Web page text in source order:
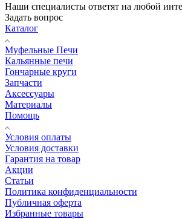
Наши специалисты ответят на любой
Задать вопрос
Каталог
Муфельные Печи
Кальянные печи
Гончарные круги
Запчасти
Аксессуары
Материалы
Помощь
Условия оплаты
Условия доставки
Гарантия на товар
Акции
Статьи
Политика конфиденциальности
Публичная оферта
Избранные товары